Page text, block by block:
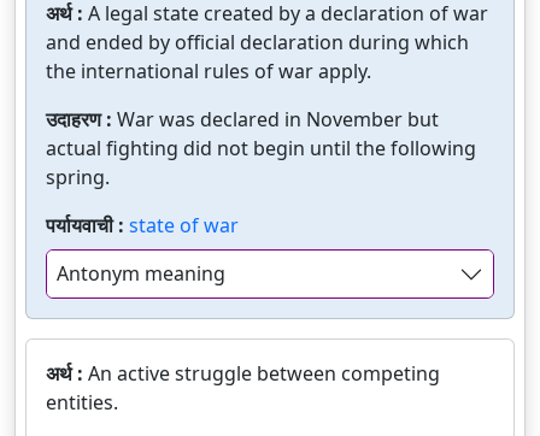
अर्थ : A legal state created by a declaration of war
and ended by official declaration during which
the international rules of war apply.
उदाहरण : War was declared in November but
actual fighting did not begin until the following
spring.
पर्यायवाची : state of war
Antonym meaning
अर्थ : An active struggle between competing
entities.